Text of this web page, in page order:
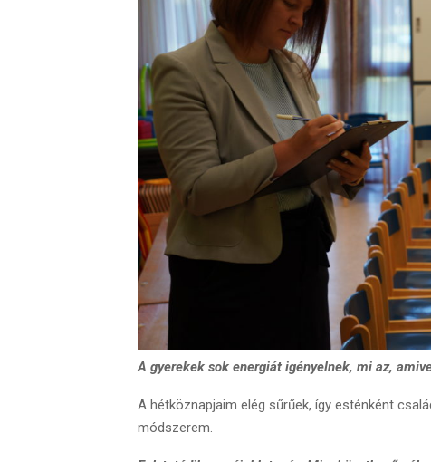
A gyerekek sok energiát igényelnek, mi az,
A hétköznapjaim elég sűrűek, így esténként
módszerem.